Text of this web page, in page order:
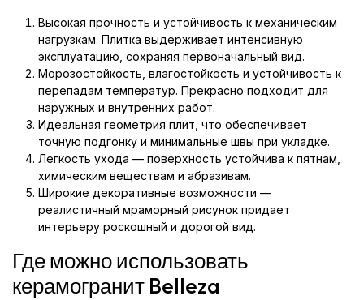
Высокая прочность и устойчивость к механическим
нагрузкам. Плитка выдерживает интенсивную
эксплуатацию, сохраняя первоначальный вид.
Морозостойкость, влагостойкость и устойчивость к
перепадам температур. Прекрасно подходит для
наружных и внутренних работ.
Идеальная геометрия плит, что обеспечивает
точную подгонку и минимальные швы при укладке.
Легкость ухода — поверхность устойчива к пятнам,
химическим веществам и абразивам.
Широкие декоративные возможности —
реалистичный мраморный рисунок придает
интерьеру роскошный и дорогой вид.
Где можно использовать
керамогранит Belleza